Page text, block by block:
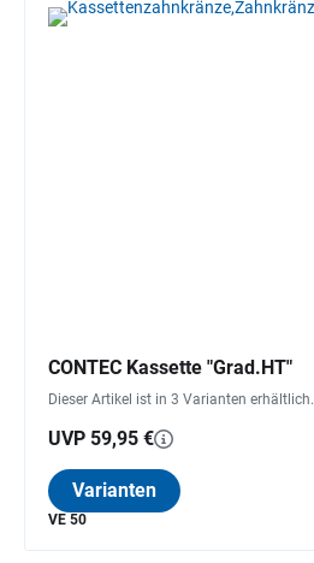
CONTEC Kassette "Grad.HT"
Dieser Artikel ist in 3 Varianten erhältlich.
UVP 59,95 €
Varianten
VE 50